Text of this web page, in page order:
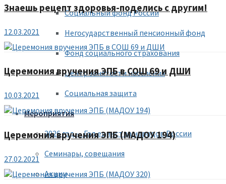
Социальный фонд России
Негосударственный пенсионный фонд
Фонд социального страхования
Центр занятости населения
Социальная защита
Мероприятия
2026 год — Год единства народов России
Семинары, совещания
Акции
Знаешь рецепт здоровья-поделись с другим!
12.03.2021
Церемония вручения ЭПБ в СОШ 69 и ДШИ
10.03.2021
Церемония вручения ЭПБ (МАДОУ 194)
27.02.2021